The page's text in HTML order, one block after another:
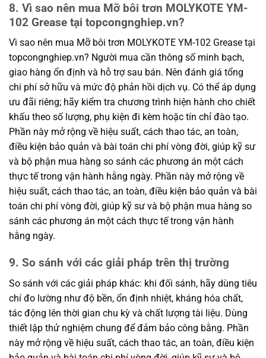
8. Vì sao nên mua Mỡ bôi trơn MOLYKOTE YM-
102 Grease tại topcongnghiep.vn?
Vì sao nên mua Mỡ bôi trơn MOLYKOTE YM-102 Grease tại
topcongnghiep.vn? Người mua cần thông số minh bạch,
giao hàng ổn định và hỗ trợ sau bán. Nên đánh giá tổng
chi phí sở hữu và mức độ phản hồi dịch vụ. Có thể áp dụng
ưu đãi riêng; hãy kiểm tra chương trình hiện hành cho chiết
khấu theo số lượng, phụ kiện đi kèm hoặc tín chỉ đào tạo.
Phần này mở rộng về hiệu suất, cách thao tác, an toàn,
điều kiện bảo quản và bài toán chi phí vòng đời, giúp kỹ sư
và bộ phận mua hàng so sánh các phương án một cách
thực tế trong vận hành hằng ngày. Phần này mở rộng về
hiệu suất, cách thao tác, an toàn, điều kiện bảo quản và bài
toán chi phí vòng đời, giúp kỹ sư và bộ phận mua hàng so
sánh các phương án một cách thực tế trong vận hành
hằng ngày.
9. So sánh với các giải pháp trên thị trường
So sánh với các giải pháp khác: khi đối sánh, hãy dùng tiêu
chí đo lường như độ bền, ổn định nhiệt, kháng hóa chất,
tác động lên thời gian chu kỳ và chất lượng tài liệu. Dùng
thiết lập thử nghiệm chung để đảm bảo công bằng. Phần
này mở rộng về hiệu suất, cách thao tác, an toàn, điều kiện